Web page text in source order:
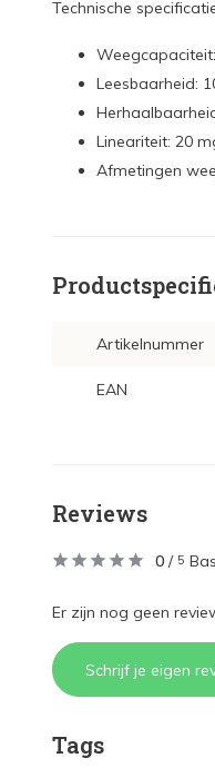
Technische
Leesbaarheid:
Lineariteit: 20
Afmetingen
Artikelnummer
EAN
Reviews
0 / 5
Er zijn nog geen
Schrijf je eigen
Tags